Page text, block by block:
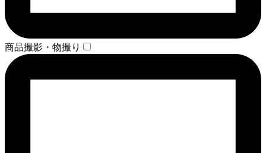
商品撮影・物撮り